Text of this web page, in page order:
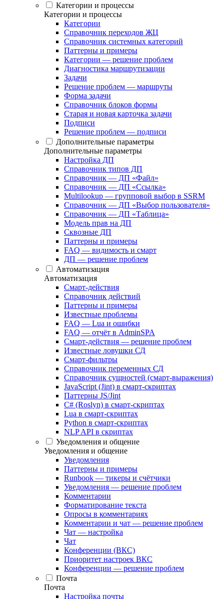
Категории и процессы
Категории и процессы
Категории
Справочник переходов ЖЦ
Справочник системных категорий
Паттерны и примеры
Категории — решение проблем
Диагностика маршрутизации
Задачи
Решение проблем — маршруты
Форма задачи
Справочник блоков формы
Старая и новая карточка задачи
Подписи
Решение проблем — подписи
Дополнительные параметры
Дополнительные параметры
Настройка ДП
Справочник типов ДП
Справочник — ДП «Файл»
Справочник — ДП «Ссылка»
Multilookup — групповой выбор в SSRM
Справочник — ДП «Выбор пользователя»
Справочник — ДП «Таблица»
Модель прав на ДП
Сквозные ДП
Паттерны и примеры
FAQ — видимость и смарт
ДП — решение проблем
Автоматизация
Автоматизация
Смарт-действия
Справочник действий
Паттерны и примеры
Известные проблемы
FAQ — Lua и ошибки
FAQ — отчёт в AdminSPA
Смарт-действия — решение проблем
Известные ловушки СД
Смарт-фильтры
Справочник переменных СД
Справочник сущностей (смарт-выражения)
JavaScript (Jint) в смарт-скриптах
Паттерны JS/Jint
C# (Roslyn) в смарт-скриптах
Lua в смарт-скриптах
Python в смарт-скриптах
NLP API в скриптах
Уведомления и общение
Уведомления и общение
Уведомления
Паттерны и примеры
Runbook — тикеры и счётчики
Уведомления — решение проблем
Комментарии
Форматирование текста
Опросы в комментариях
Комментарии и чат — решение проблем
Чат — настройка
Чат
Конференции (ВКС)
Приоритет настроек ВКС
Конференции — решение проблем
Почта
Почта
Настройка почты